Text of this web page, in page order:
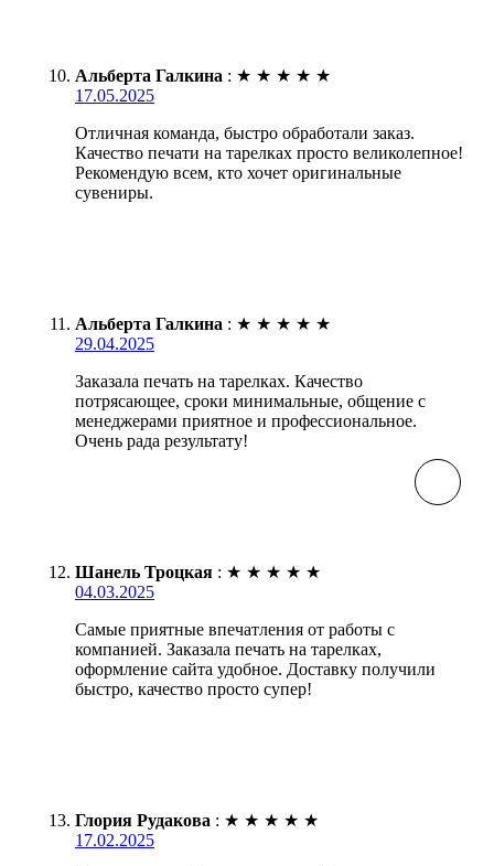
Альберта Галкина : ★ ★ ★ ★ ★
17.05.2025
Отличная команда, быстро обработали заказ.
Качество печати на тарелках просто великолепное!
Рекомендую всем, кто хочет оригинальные
сувениры.
Альберта Галкина : ★ ★ ★ ★ ★
29.04.2025
Заказала печать на тарелках. Качество
потрясающее, сроки минимальные, общение с
менеджерами приятное и профессиональное.
Очень рада результату!
Шанель Троцкая : ★ ★ ★ ★ ★
04.03.2025
Самые приятные впечатления от работы с
компанией. Заказала печать на тарелках,
оформление сайта удобное. Доставку получили
быстро, качество просто супер!
Глория Рудакова : ★ ★ ★ ★ ★
17.02.2025